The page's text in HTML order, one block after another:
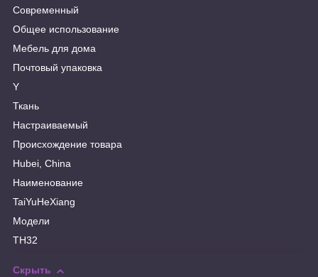
Современный
Общее использование
Мебель для дома
Почтовый упаковка
Y
Ткань
Настраиваемый
Происхождение товара
Hubei, China
Наименование
TaiYuHeXiang
Модели
TH32
Скрыть